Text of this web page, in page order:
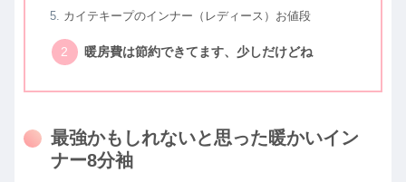
カイテキープのインナー（レディース）お値段
暖房費は節約できてます、少しだけどね
最強かもしれないと思った暖かいイン
ナー8分袖